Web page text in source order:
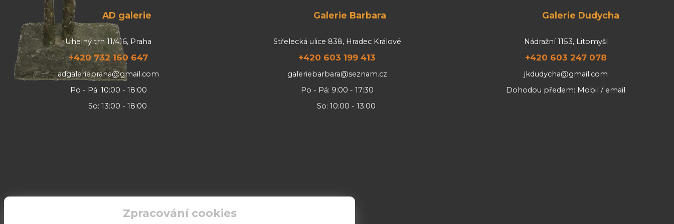
AD galerie
Uhelný trh 11/416, Praha
+420 732 160 647
adgaleriepraha@gmail.com
Po - Pá: 10:00 - 18:00
So: 13:00 - 18:00
Galerie Barbara
Střelecká ulice 838, Hradec Králové
+420 603 199 413
galeriebarbara@seznam.cz
Po - Pá: 9:00 - 17:30
So: 10:00 - 13:00
Galerie Dudycha
Nádražní 1153, Litomyšl
+420 603 247 078
jkdudycha@gmail.com
Dohodou předem: Mobil / email
Zpracování cookies